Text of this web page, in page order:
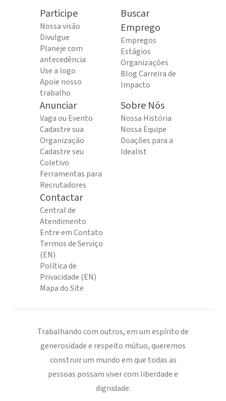
Participe
Nossa visão
Divulgue
Planeje com
antecedência
Use a logo
Apoie nosso
trabalho
Buscar
Emprego
Empregos
Estágios
Organizações
Blog Carreira de
Impacto
Anunciar
Vaga ou Evento
Cadastre sua
Organização
Cadastre seu
Coletivo
Ferramentas para
Recrutadores
Sobre Nós
Nossa História
Nossa Equipe
Doações para a
Idealist
Contactar
Central de
Atendimento
Entre em Contato
Termos de Serviço
(EN)
Política de
Privacidade (EN)
Mapa do Site
Trabalhando com outros, em um espírito de
generosidade e respeito mútuo, queremos
construir um mundo em que todas as
pessoas possam viver com liberdade e
dignidade.